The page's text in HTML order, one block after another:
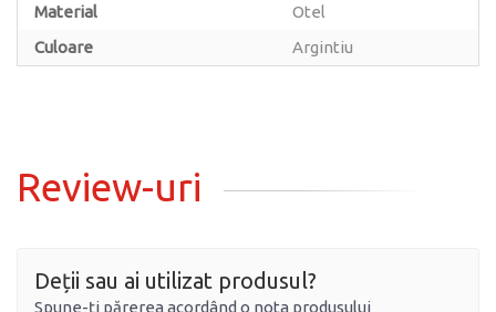
Material
Otel
Culoare
Argintiu
Review-uri
Deții sau ai utilizat produsul?
Spune-ți părerea acordând o nota produsului